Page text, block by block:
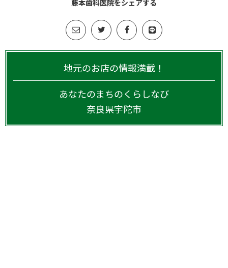
藤本歯科医院をシェアする
地元のお店の情報満載！
あなたのまちのくらしなび
奈良県宇陀市